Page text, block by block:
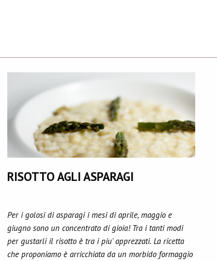
RISOTTO AGLI ASPARAGI
Per i golosi di asparagi i mesi di aprile, maggio e
giugno sono un concentrato di gioia! Tra i tanti modi
per gustarli il risotto è tra i piu' apprezzati. La ricetta
che proponiamo è arricchiata da un morbido formaggio